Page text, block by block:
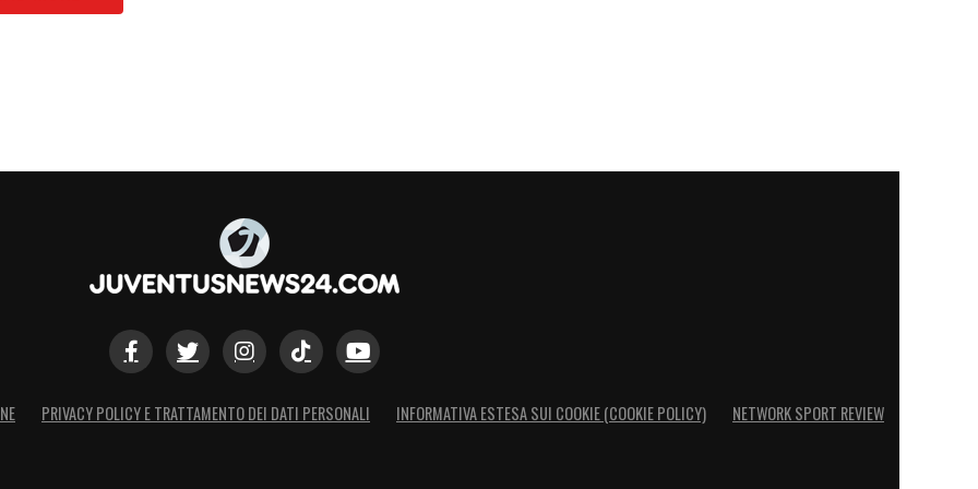
per fallo su Immobile.
per comportamento non regolamentare.
dell’area dello spagnolo su cui Szczesny
ontrolla, dribbla e col destro infila
PRIVACY POLICY E TRATTAMENTO DEI DATI PERSONALI INFORMATIVA ESTESA SUI COOKIE (COOKIE POLICY) NETWORK SPORT REVIEW